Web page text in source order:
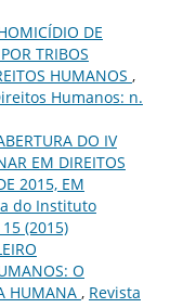
DE
TRIBOS
HUMANOS ,
Humanos: n.
DO IV
EM DIREITOS
2015, EM
do Instituto
(2015)
O
HUMANA , Revista